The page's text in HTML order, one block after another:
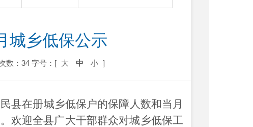
城乡低保公示
数：34 字号：[ 大 中 小 ]
县在册城乡低保户的保障人数和当月
欢迎全县广大干部群众对城乡低保工